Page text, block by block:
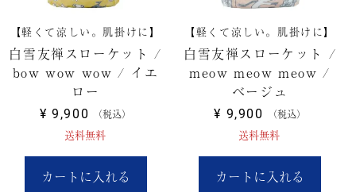
【軽くて涼しい。肌掛けに】
白雪友禅スローケット /
bow wow wow / イエ
ロー
¥ 9,900 税込
送料無料
カートに入れる
【軽くて涼しい。肌掛けに】
白雪友禅スローケット /
meow meow meow /
ベージュ
¥ 9,900 税込
送料無料
カートに入れる